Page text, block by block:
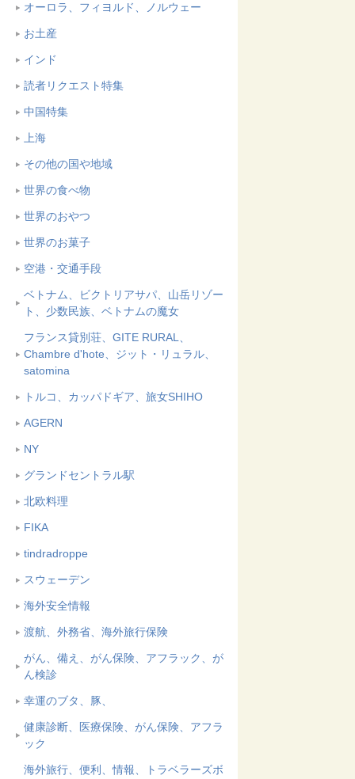
オーロラ、フィヨルド、ノルウェー
お土産
インド
読者リクエスト特集
中国特集
上海
その他の国や地域
世界の食べ物
世界のおやつ
世界のお菓子
空港・交通手段
ベトナム、ビクトリアサパ、山岳リゾー
ト、少数民族、ベトナムの魔女
フランス貸別荘、GITE RURAL、
Chambre d'hote、ジット・リュラル、
satomina
トルコ、カッパドギア、旅女SHIHO
AGERN
NY
グランドセントラル駅
北欧料理
FIKA
tindradroppe
スウェーデン
海外安全情報
渡航、外務省、海外旅行保険
がん、備え、がん保険、アフラック、が
ん検診
幸運のブタ、豚、
健康診断、医療保険、がん保険、アフラ
ック
海外旅行、便利、情報、トラベラーズボ